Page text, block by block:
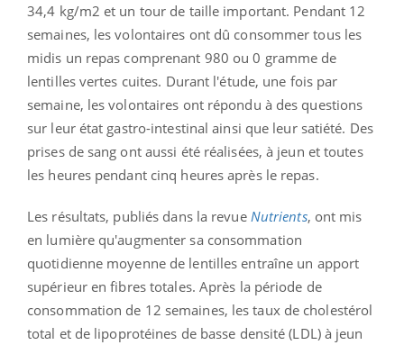
34,4 kg/m2 et un tour de taille important. Pendant 12
semaines, les volontaires ont dû consommer tous les
midis un repas comprenant 980 ou 0 gramme de
lentilles vertes cuites. Durant l'étude, une fois par
semaine, les volontaires ont répondu à des questions
sur leur état gastro-intestinal ainsi que leur satiété. Des
prises de sang ont aussi été réalisées, à jeun et toutes
les heures pendant cinq heures après le repas.
Les résultats, publiés dans la revue Nutrients, ont mis
en lumière qu'augmenter sa consommation
quotidienne moyenne de lentilles entraîne un apport
supérieur en fibres totales. Après la période de
consommation de 12 semaines, les taux de cholestérol
total et de lipoprotéines de basse densité (LDL) à jeun